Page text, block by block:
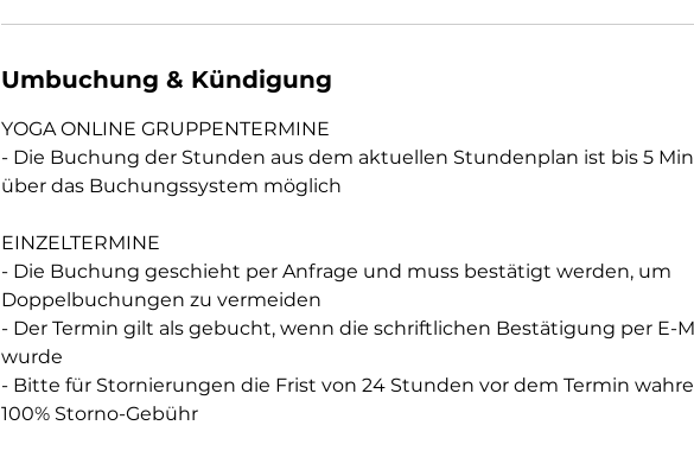
Umbuchung & Kündigung
YOGA ONLINE GRUPPENTERMINE
- Die Buchung der Stunden aus dem aktuellen Stundenplan ist bis 5
über das Buchungssystem möglich
EINZELTERMINE
- Die Buchung geschieht per Anfrage und muss bestätigt werden, um
Doppelbuchungen zu vermeiden
- Der Termin gilt als gebucht, wenn die schriftlichen Bestätigung per E-
wurde
- Bitte für Stornierungen die Frist von 24 Stunden vor dem Termin
100% Storno-Gebühr